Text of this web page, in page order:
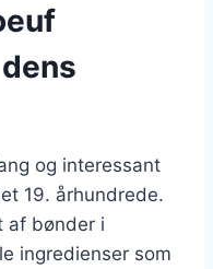
og interessant
19. århundrede.
af bønder i
ingredienser som